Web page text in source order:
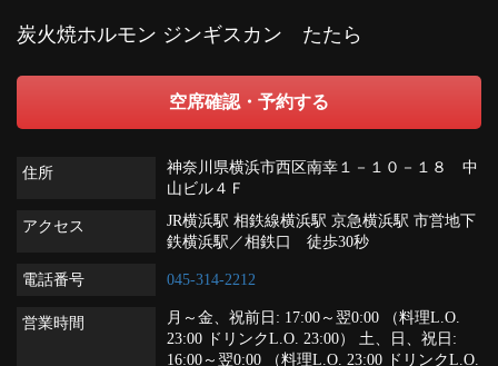
炭火焼ホルモン ジンギスカン たたら
空席確認・予約する
住所
神奈川県横浜市西区南幸１－１０－１８ 中
山ビル４Ｆ
アクセス
JR横浜駅 相鉄線横浜駅 京急横浜駅 市営地下
鉄横浜駅／相鉄口 徒歩30秒
電話番号 045-314-2212
営業時間
月～金、祝前日: 17:00～翌0:00 （料理L.O.
23:00 ドリンクL.O. 23:00） 土、日、祝日:
16:00～翌0:00 （料理L.O. 23:00 ドリンクL.O.